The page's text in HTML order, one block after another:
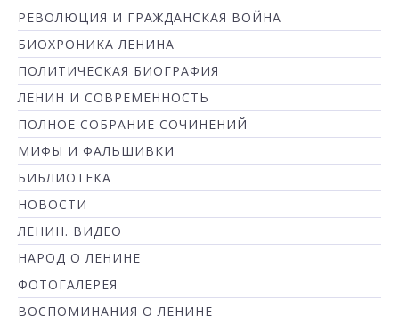
РЕВОЛЮЦИЯ И ГРАЖДАНСКАЯ ВОЙНА
БИОХРОНИКА ЛЕНИНА
ПОЛИТИЧЕСКАЯ БИОГРАФИЯ
ЛЕНИН И СОВРЕМЕННОСТЬ
ПОЛНОЕ СОБРАНИЕ СОЧИНЕНИЙ
МИФЫ И ФАЛЬШИВКИ
БИБЛИОТЕКА
НОВОСТИ
ЛЕНИН. ВИДЕО
НАРОД О ЛЕНИНЕ
ФОТОГАЛЕРЕЯ
ВОСПОМИНАНИЯ О ЛЕНИНЕ